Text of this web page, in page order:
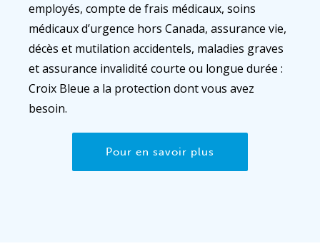
employés, compte de frais médicaux, soins
médicaux d’urgence hors Canada, assurance vie,
décès et mutilation accidentels, maladies graves
et assurance invalidité courte ou longue durée :
Croix Bleue a la protection dont vous avez
besoin.
Pour en savoir plus